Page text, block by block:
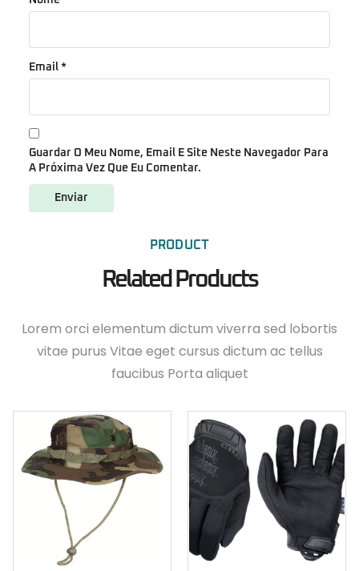
Email *
Guardar O Meu Nome, Email E Site Neste Navegador Para
A Próxima Vez Que Eu Comentar.
PRODUCT
Related Products
Lorem orci elementum dictum viverra sed lobortis
vitae purus Vitae eget cursus dictum ac tellus
faucibus Porta aliquet